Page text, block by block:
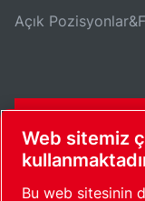
Açık
Web sitemiz
Bu web sitesinin